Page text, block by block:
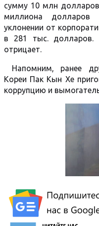
сумму 10 млн
миллиона долларов
уклонении от
в 281 тыс.
отрицает.
Напомним, ранее
Кореи Пак Кын Хе
коррупцию и